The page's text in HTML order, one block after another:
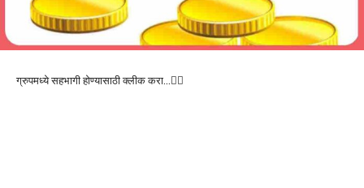
ग्रुपमध्ये सहभागी होण्यासाठी क्लीक करा…👆🏻